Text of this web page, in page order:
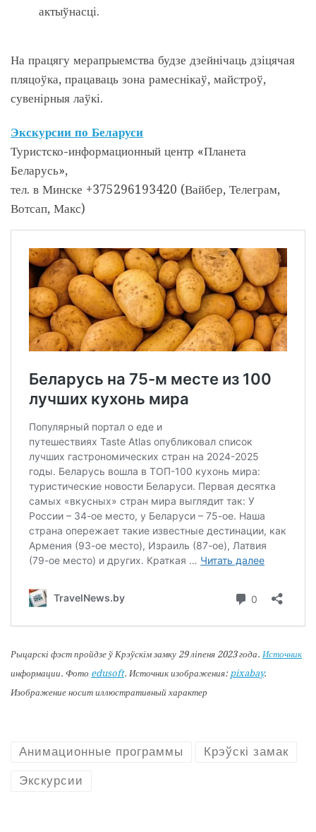
актыўнасці.
На працягу мерапрыемства будзе дзейнічаць дзіцячая
пляцоўка, працаваць зона рамеснікаў, майстроў,
сувенірныя лаўкі.
Экскурсии по Беларуси
Туристско-информационный центр «Планета
Беларусь»,
тел. в Минске +375296193420 (Вайбер, Телеграм,
Вотсап, Макс)
Рыцарскі фэст пройдзе ў Крэўскім замку 29 ліпеня 2023 года. Источник
информации. Фото edusoft. Источник изображения: pixabay.
Изображение носит иллюстративный характер
Анимационные программы Крэўскі замак
Экскурсии